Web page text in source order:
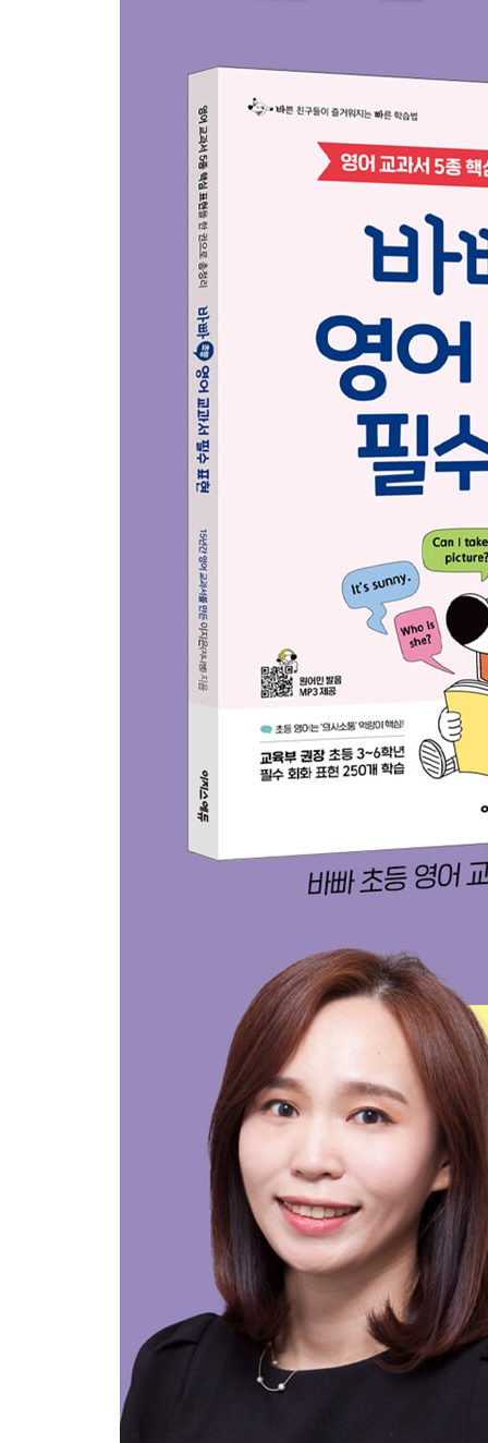
25 It’s not mine.
PART2 초등 5·6학년 교과서 필수 표현
26 Where are you from?
27 What grade are you in?
28 What’s your favorite subject?
29 She has long curly hair.
30 It’s in front of the restaurant.
REVIEW 06
31 What do you do in your free time?
32 What will you do this summer?
33 What did you do yesterday?
34 Why are you happy?
35 Can I take a picture?
REVIEW 07
37 I have a stomachache.
38 Drink lemon tea.
39 It’s March 7th.
40 I’m going to plant trees.
REVIEW 08
41 I’m taller than you.
43 How often do you exercise?
44 You should wear a helmet.
45 I want to be a painter.
REVIEW 09
46 What a nice room!
47 How can I get to the museum?
50 Do you know anything abouthanok?